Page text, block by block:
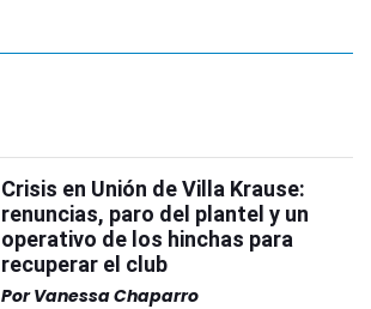
Crisis en Unión de Villa Krause:
renuncias, paro del plantel y un
operativo de los hinchas para
recuperar el club
Por Vanessa Chaparro